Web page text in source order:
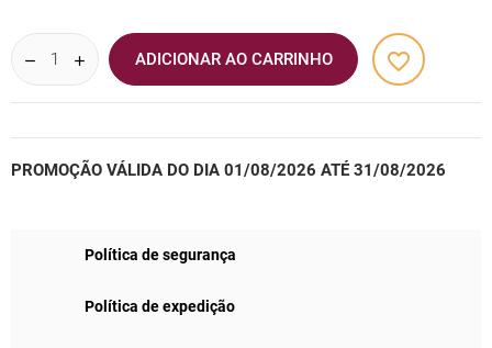
ADICIONAR AO CARRINHO favorite_border
PROMOÇÃO VÁLIDA DO DIA 01/08/2026 ATÉ 31/08/2026
Política de segurança
Política de expedição